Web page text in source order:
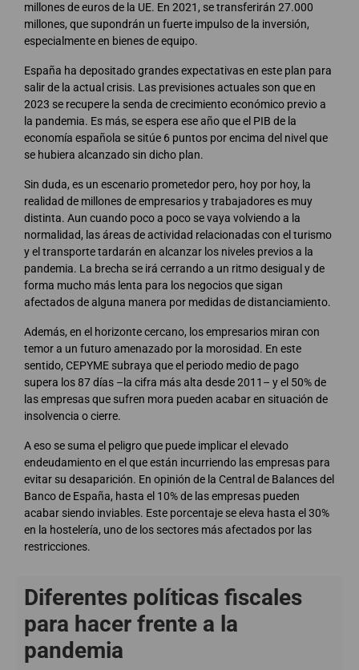
millones de euros de la UE. En 2021, se transferirán 27.000
millones, que supondrán un fuerte impulso de la inversión,
especialmente en bienes de equipo.
España ha depositado grandes expectativas en este plan para
salir de la actual crisis. Las previsiones actuales son que en
2023 se recupere la senda de crecimiento económico previo a
la pandemia. Es más, se espera ese año que el PIB de la
economía española se sitúe 6 puntos por encima del nivel que
se hubiera alcanzado sin dicho plan.
Sin duda, es un escenario prometedor pero, hoy por hoy, la
realidad de millones de empresarios y trabajadores es muy
distinta. Aun cuando poco a poco se vaya volviendo a la
normalidad, las áreas de actividad relacionadas con el turismo
y el transporte tardarán en alcanzar los niveles previos a la
pandemia. La brecha se irá cerrando a un ritmo desigual y de
forma mucho más lenta para los negocios que sigan
afectadosde alguna manera por medidas de distanciamiento.
Además, en el horizonte cercano, los empresarios miran con
temor a un futuro amenazado por la morosidad. En este
sentido, CEPYME subraya que el periodo medio de pago
supera los 87 días –la cifra más alta desde 2011– y el 50% de
las empresas que sufren mora pueden acabar en situación de
insolvencia o cierre.
A eso se suma el peligro que puede implicar el elevado
endeudamiento en el que están incurriendo las empresas para
evitar su desaparición. En opinión de la Central de Balances del
Banco de España, hasta el 10% de las empresas pueden
acabar siendo inviables. Este porcentaje se eleva hasta el 30%
en la hostelería, uno de los sectores más afectados por las
restricciones.
Diferentes políticas fiscales
para hacer frente a la
pandemia